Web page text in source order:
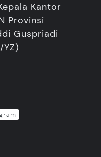
Kantor
Provinsi
Guspriadi